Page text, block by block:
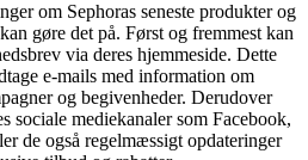
om Sephoras seneste produkter og
gøre det på. Først og fremmest kan
via deres hjemmeside. Dette
e-mails med information om
og begivenheder. Derudover
sociale mediekanaler som Facebook,
de også regelmæssigt opdateringer